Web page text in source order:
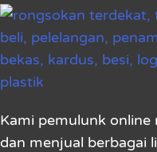
Kami pemulunk online
dan menjual berbagai